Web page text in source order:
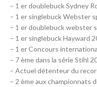
– 1 er doublebuck Sydney
– 1 er singlebuck Webster
– 1 er doublebuck webster
– 1 er singlebuck Hayward
– 1 er Concours
– 7 ème dans la série Stihl
– Actuel détenteur du
– 2 ème aux championnats